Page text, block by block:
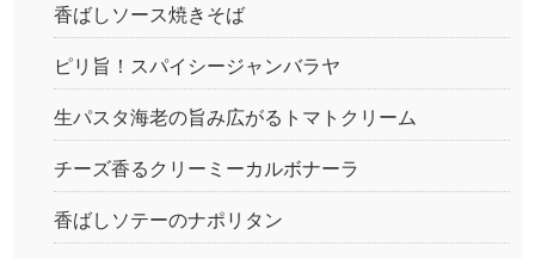
香ばしソース焼きそば
ピリ旨！スパイシージャンバラヤ
生パスタ海老の旨み広がるトマトクリーム
チーズ香るクリーミーカルボナーラ
香ばしソテーのナポリタン